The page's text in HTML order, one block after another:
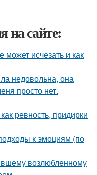
на сайте:
исчезать и как
недовольна, она
просто нет.
ревность, придирки
к эмоциям (по
возлюбленному